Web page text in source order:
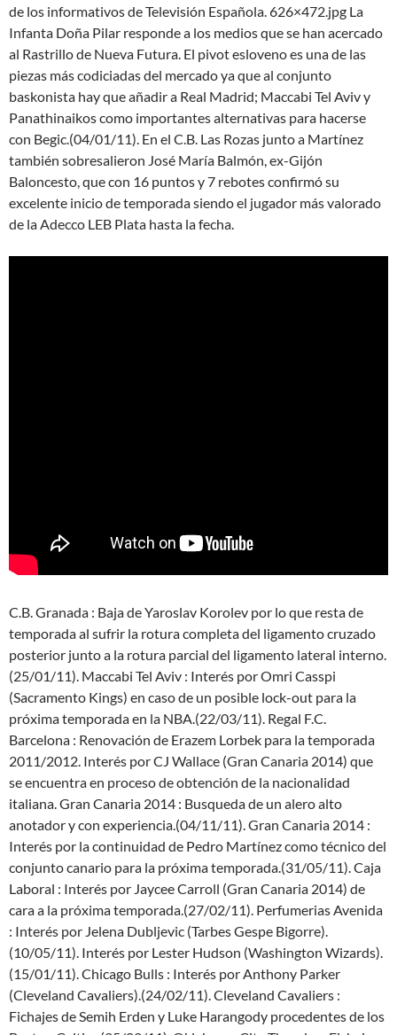
de los informativos de Televisión Española. 626×472.jpg La
Infanta Doña Pilar responde a los medios que se han acercado
al Rastrillo de Nueva Futura. El pivot esloveno es una de las
piezas más codiciadas del mercado ya que al conjunto
baskonista hay que añadir a Real Madrid; Maccabi Tel Aviv y
Panathinaikos como importantes alternativas para hacerse
con Begic.(04/01/11). En el C.B. Las Rozas junto a Martínez
también sobresalieron José María Balmón, ex-Gijón
Baloncesto, que con 16 puntos y 7 rebotes confirmó su
excelente inicio de temporada siendo el jugador más valorado
de la Adecco LEB Plata hasta la fecha.
C.B. Granada : Baja de Yaroslav Korolev por lo que resta de
temporada al sufrir la rotura completa del ligamento cruzado
posterior junto a la rotura parcial del ligamento lateral interno.
(25/01/11). Maccabi Tel Aviv : Interés por Omri Casspi
(Sacramento Kings) en caso de un posible lock-out para la
próxima temporada en la NBA.(22/03/11). Regal F.C.
Barcelona : Renovación de Erazem Lorbek para la temporada
2011/2012. Interés por CJ Wallace (Gran Canaria 2014) que
se encuentra en proceso de obtención de la nacionalidad
italiana. Gran Canaria 2014 : Busqueda de un alero alto
anotador y con experiencia.(04/11/11). Gran Canaria 2014 :
Interés por la continuidad de Pedro Martínez como técnico del
conjunto canario para la próxima temporada.(31/05/11). Caja
Laboral : Interés por Jaycee Carroll (Gran Canaria 2014) de
cara a la próxima temporada.(27/02/11). Perfumerias Avenida
: Interés por Jelena Dubljevic (Tarbes Gespe Bigorre).
(10/05/11). Interés por Lester Hudson (Washington Wizards).
(15/01/11). Chicago Bulls : Interés por Anthony Parker
(Cleveland Cavaliers).(24/02/11). Cleveland Cavaliers :
Fichajes de Semih Erden y Luke Harangody procedentes de los